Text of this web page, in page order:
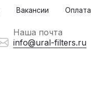
Вакансии Оплата
Наша почта
info@ural-filters.ru